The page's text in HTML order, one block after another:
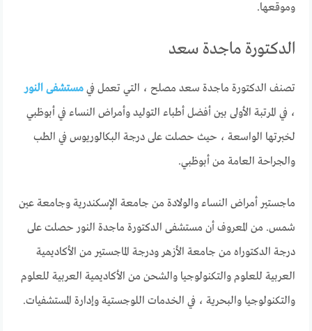
وموقعها.
الدكتورة ماجدة سعد
تصنف الدكتورة ماجدة سعد مصلح ، التي تعمل فيمستشفى النور
، في المرتبة الأولى بين أفضل أطباء التوليد وأمراض النساء في أبوظبي
لخبرتها الواسعة ، حيث حصلت على درجة البكالوريوس في الطب
والجراحة العامة من أبوظبي.
ماجستير أمراض النساء والولادة من جامعة الإسكندرية وجامعة عين
شمس. من المعروف أن مستشفى الدكتورة ماجدة النور حصلت على
درجة الدكتوراه من جامعة الأزهر ودرجة الماجستير من الأكاديمية
العربية للعلوم والتكنولوجيا والشحن من الأكاديمية العربية للعلوم
والتكنولوجيا والبحرية ، في الخدمات اللوجستية وإدارة المستشفيات.